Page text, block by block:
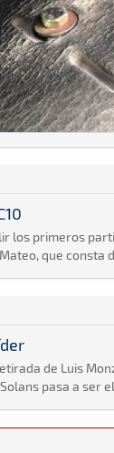
los primeros
que consta
de Luis
pasa a ser